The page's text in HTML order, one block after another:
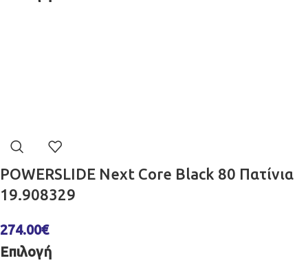
POWERSLIDE Next Core Black 80 Πατίνια
19.908329
274.00€
Επιλογή